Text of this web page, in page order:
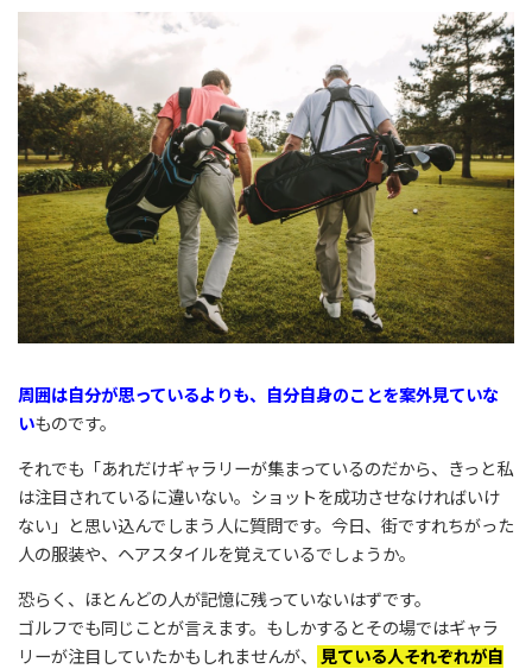
周囲は自分が思っているよりも、自分自身のことを案外見ていな
いものです。
それでも「あれだけギャラリーが集まっているのだから、きっと私
は注目されているに違いない。ショットを成功させなければいけ
ない」と思い込んでしまう人に質問です。今日、街ですれちがった
人の服装や、ヘアスタイルを覚えているでしょうか。
恐らく、ほとんどの人が記憶に残っていないはずです。
ゴルフでも同じことが言えます。もしかするとその場ではギャラ
リーが注目していたかもしれませんが、
見ている人それぞれが自